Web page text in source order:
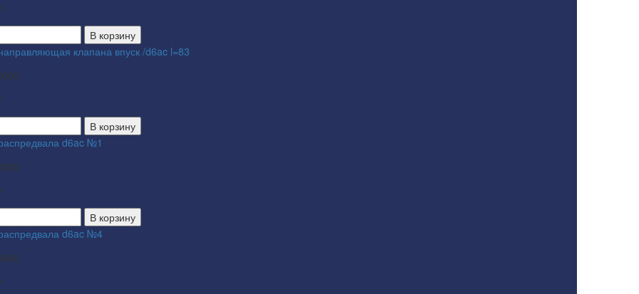
В корзину
клапана впуск /d6ac l=83
В корзину
d6ac №1
В корзину
d6ac №4